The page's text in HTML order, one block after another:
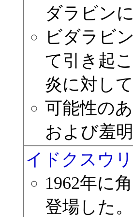
ダラビン
ビダラビ
て引き起
炎に対し
可能性の
および羞
イドクスウ
1962年に
登場した。